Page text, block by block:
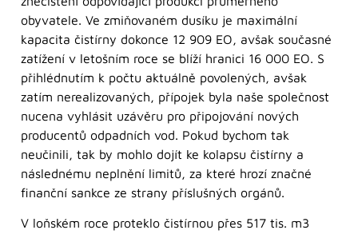
obyvatele. Ve zmiňovaném dusíku je maximální
kapacita čistírny dokonce 12 909 EO, avšak současné
zatížení v letošním roce se blíží hranici 16 000 EO. S
přihlédnutím k počtu aktuálně povolených, avšak
zatím nerealizovaných, přípojek byla naše společnost
nucena vyhlásit uzávěru pro připojování nových
producentů odpadních vod. Pokud bychom tak
neučinili, tak by mohlo dojít ke kolapsu čistírny a
následnému neplnění limitů, za které hrozí značné
finanční sankce ze strany příslušných orgánů.
V loňském roce proteklo čistírnou přes 517 tis. m3